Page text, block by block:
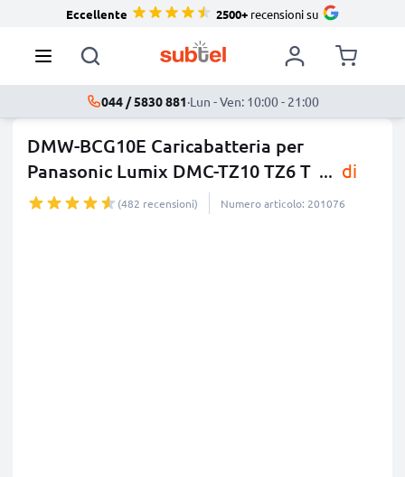
Eccellente 2500+recensioni su
044 / 5830 881·Lun - Ven: 10:00 - 21:00
DMW-BCG10E Caricabatteria per
Panasonic Lumix DMC-TZ10 TZ6 T ... di
più
(482 recensioni) Numero articolo: 201076